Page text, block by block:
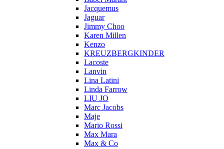
Jacquemus
Jaguar
Jimmy Choo
Karen Millen
Kenzo
KREUZBERGKINDER
Lacoste
Lanvin
Lina Latini
Linda Farrow
LIU JO
Marc Jacobs
Maje
Mario Rossi
Max Mara
Max & Co